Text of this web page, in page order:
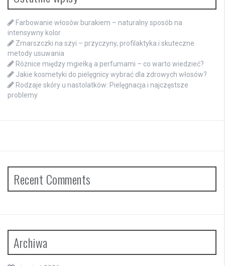
Farbowanie włosów burakiem – naturalny sposób na
intensywny kolor
Zmarszczki na szyi – przyczyny, profilaktyka i skuteczne
metody usuwania
Różnice między mgiełką a perfumami – co warto wiedzieć?
Jakie kosmetyki do pielęgnicy wybrać dla zdrowych włosów?
Rodzaje skóry u nastolatków: Pielęgnacja i najczęstsze
problemy
Recent Comments
Archiwa